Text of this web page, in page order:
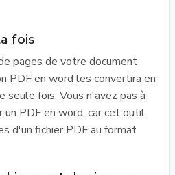
fois
pages de votre document
PDF en word les convertira en
seule fois. Vous n'avez pas à
un PDF en word, car cet outil
d'un fichier PDF au format